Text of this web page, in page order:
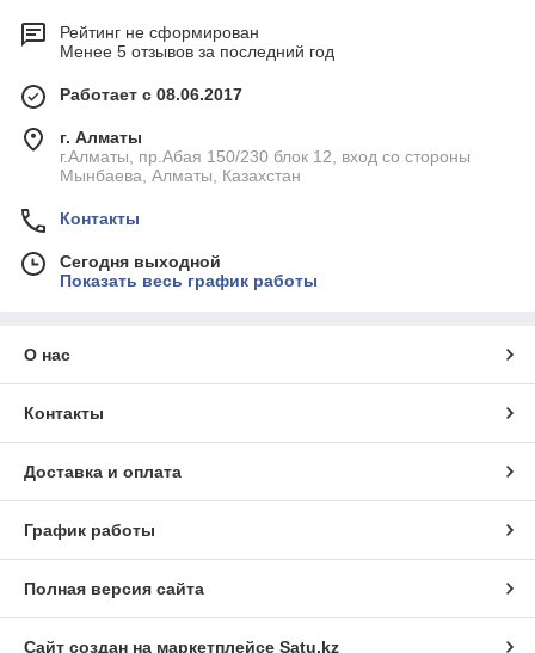
Рейтинг не сформирован
Менее 5 отзывов за последний год
Работает с 08.06.2017
г. Алматы
г.Алматы, пр.Абая 150/230 блок 12, вход со стороны
Мынбаева, Алматы, Казахстан
Контакты
Сегодня выходной
Показать весь график работы
О нас
Контакты
Доставка и оплата
График работы
Полная версия сайта
Сайт создан на маркетплейсе Satu.kz